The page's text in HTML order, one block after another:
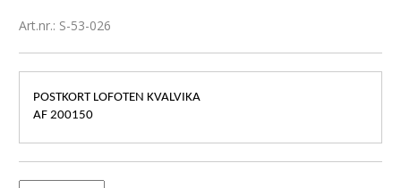
Art.nr.: S-53-026
POSTKORT LOFOTEN KVALVIKA
AF 200150